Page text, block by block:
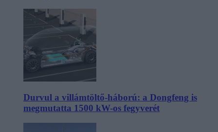
Durvul a villámtöltő-háború: a Dongfeng is
megmutatta 1500 kW-os fegyverét